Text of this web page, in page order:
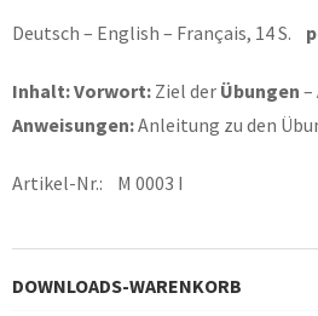
Deutsch – English – Français, 14 S.
Inhalt: Vorwort: Ziel der Übungen –
Anweisungen:Anleitung zu den
Artikel-Nr.: M 0003 I
DOWNLOADS-WARENKORB